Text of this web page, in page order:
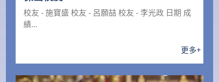
校友 - 施寶盛 校友 - 呂願喆 校友 - 李光政 日期 成
績...
更多+